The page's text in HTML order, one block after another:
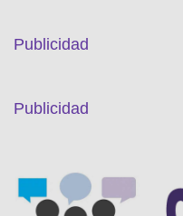
Publicidad
Publicidad